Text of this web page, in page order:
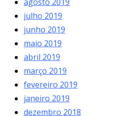
julho 2019
junho 2019
maio 2019
abril 2019
março 2019
fevereiro 2019
janeiro 2019
dezembro 2018